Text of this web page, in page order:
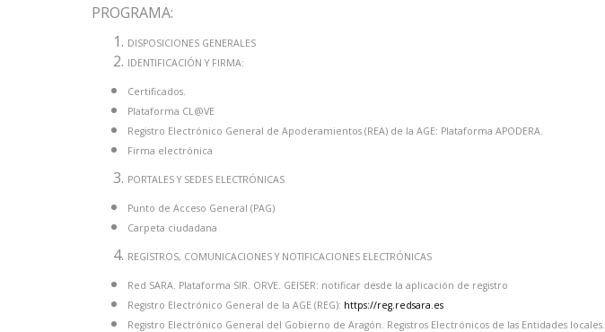
PROGRAMA:
DISPOSICIONES GENERALES
IDENTIFICACIÓN Y FIRMA:
Certificados.
Plataforma CL@VE
Registro Electrónico General de Apoderamientos (REA) de la AGE: Plataforma APODERA.
Firma electrónica
PORTALES Y SEDES ELECTRÓNICAS
Punto de Acceso General (PAG)
Carpeta ciudadana
REGISTROS, COMUNICACIONES Y NOTIFICACIONES ELECTRÓNICAS
Red SARA. Plataforma SIR. ORVE. GEISER: notificar desde la aplicación de registro
Registro Electrónico General de la AGE (REG): https://reg.redsara.es
Registro Electrónico General del Gobierno de Aragón. Registros Electrónicos de las Entidades locales.